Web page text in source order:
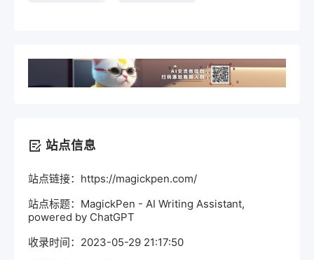
站点信息
站点链接：https://magickpen.com/
站点标题：MagickPen - AI Writing Assistant,
powered by ChatGPT
收录时间：2023-05-29 21:17:50